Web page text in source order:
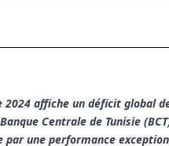
2024 affiche un déficit global
Centrale de Tunisie
par une performance